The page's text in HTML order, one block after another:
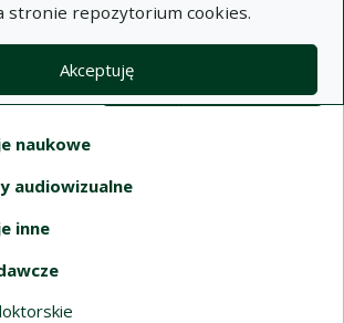
stronie repozytorium cookies.
Akceptuję
wyszukiwania
(automatyczne
przeładowanie treści)
naukowe
audiowizualne
inne